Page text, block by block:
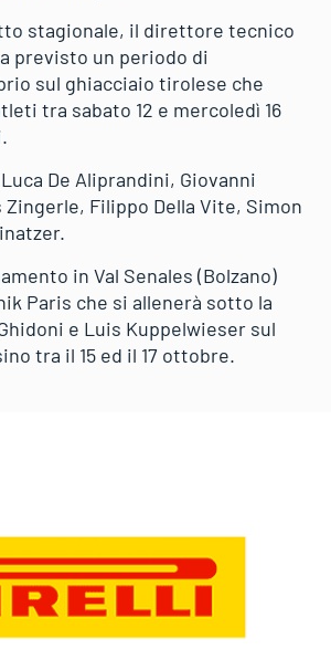
stagionale, il direttore tecnico
previsto un periodo di
sul ghiacciaio tirolese che
tra sabato 12 e mercoledì 16
De Aliprandini, Giovanni
Filippo Della Vite, Simon
in Val Senales (Bolzano)
Paris che si allenerà sotto la
e Luis Kuppelwieser sul
tra il 15 ed il 17 ottobre.